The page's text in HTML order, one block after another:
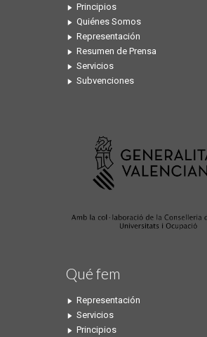
Principios
Quiénes Somos
Representación
Resumen de Prensa
Servicios
Subvenciones
Qué fem
Representación
Servicios
Principios